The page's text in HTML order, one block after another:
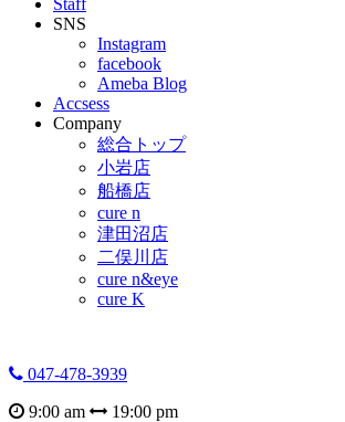
Staff
SNS
Instagram
facebook
Ameba Blog
Accsess
Company
総合トップ
小岩店
船橋店
cure n
津田沼店
二俣川店
cure n&eye
cure K
047-478-3939
9:00 am
19:00 pm